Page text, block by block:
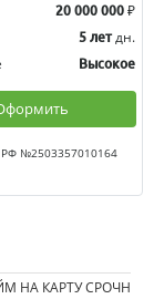
20 000 000 ₽
5 летдн.
Высокое
№2503357010164
НА КАРТУ СРОЧНО